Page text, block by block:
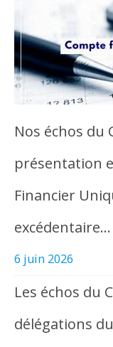
Nos échos du
présentation
Financier
excédentaire…
6 juin 2026
Les échos du
délégations